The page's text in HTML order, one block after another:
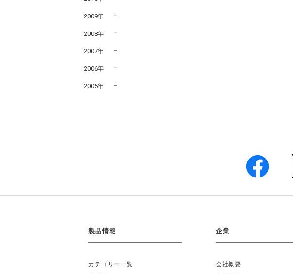
2009年
2008年
2007年
2006年
2005年
製品情報
カテゴリー一覧
企業
会社概要